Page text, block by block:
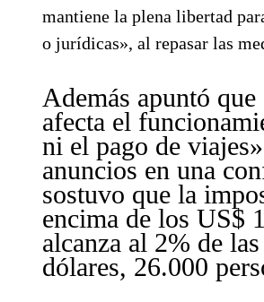
mantiene la plena libertad
o jurídicas», al repasar las
Además apuntó
afecta el
ni el pago de
anuncios en una
sostuvo que la
encima de los US$
alcanza al 2% de
dólares, 26.000